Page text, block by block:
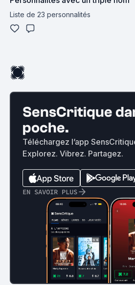
Liste de 23 personnalités
SensCritique
poche.
Téléchargez l’app
Explorez. Vibrez. Partagez.
EN SAVOIR PLUS